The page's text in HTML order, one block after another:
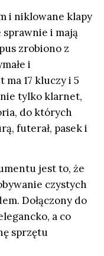
i niklowane klapy
sprawnie i mają
zrobiono z
i
17 kluczy i 5
tylko klarnet,
do których
futerał, pasek i
jest to, że
czystych
Dołączony do
a co
sprzętu